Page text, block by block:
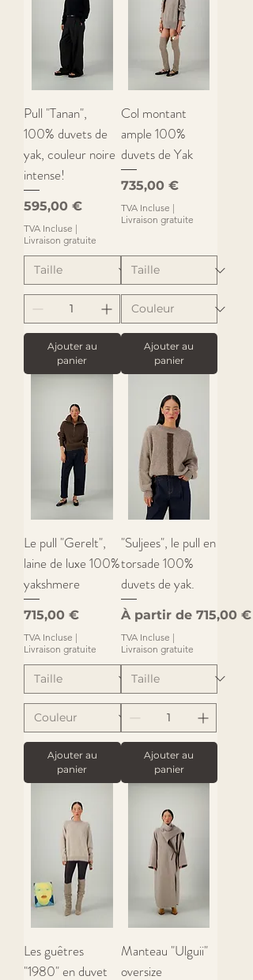
Pull "Tanan",
100% duvets de
yak, couleur noire
intense!
Prix
595,00 €
TVA Incluse |
Livraison gratuite
Ajouter au
panier
Col montant
ample 100%
duvets de Yak
Prix
735,00 €
TVA Incluse |
Livraison gratuite
Ajouter au
panier
Le pull "Gerelt",
laine de luxe 100%
yakshmere
Prix
715,00 €
TVA Incluse |
Livraison gratuite
Ajouter au
panier
"Suljees", le pull en
torsade 100%
duvets de yak.
À partir de 715,00 €
Prix promotionnel
TVA Incluse |
Livraison gratuite
Ajouter au
panier
Les guêtres
"1980" en duvet
Manteau "Ulguii"
oversize